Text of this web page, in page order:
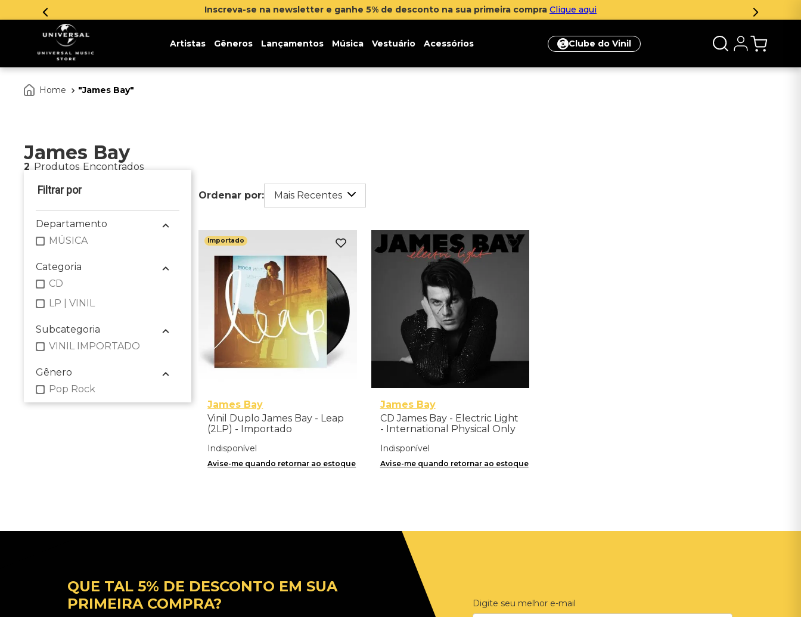
Inscreva-se na newsletter e ganhe 5% de desconto na sua primeira compra Clique aqui
Artistas Gêneros Lançamentos Música Vestuário Acessórios Clube do Vinil
James Bay
James Bay
2 Produtos
Departamento
MÚSICA
Categoria
CD
LP | VINIL
Subcategoria
VINIL IMPORTADO
Gênero
Pop Rock
Mais Recentes
Importado
James Bay
Vinil Duplo James Bay - Leap
(2LP) - Importado
Indisponível
Avise-me quando retornar ao estoque
James Bay
CD James Bay - Electric Light
- International Physical Only
Indisponível
Avise-me quando retornar ao estoque
QUE TAL 5% DE DESCONTO EM SUA
PRIMEIRA COMPRA?
Digite seu melhor e-mail